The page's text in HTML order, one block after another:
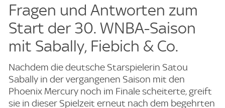
Fragen und Antworten zum
Start der 30. WNBA-Saison
mit Sabally, Fiebich & Co.
Nachdem die deutsche Starspielerin Satou
Sabally in der vergangenen Saison mit den
Phoenix Mercury noch im Finale scheiterte, greift
sie in dieser Spielzeit erneut nach dem begehrten